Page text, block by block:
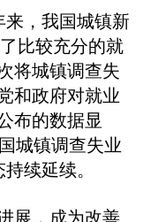
，我国城镇新
比较充分的就
将城镇调查失
和政府对就业
布的数据显
城镇调查失业
续延续。
，成为改善